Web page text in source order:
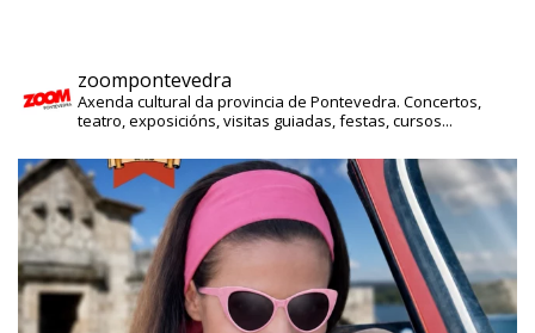
zoompontevedra
Axenda cultural da provincia de Pontevedra. Concertos,
teatro, exposicións, visitas guiadas, festas, cursos...